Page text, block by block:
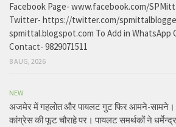
Facebook Page- www.facebook.com/
Twitter- https://twitter.com/
spmittal.blogspot.com To Add in WhatsApp
Contact- 9829071511
8 AUG, 2026
NEW
अजमेर में गहलोत और पायलट गुट फिर आमने-सामने।
कांग्रेस की फूट चौराहे पर। पायलट समर्थकों ने